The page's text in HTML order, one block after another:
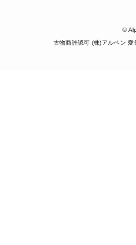
©
古物商許認可 (株)アルペン